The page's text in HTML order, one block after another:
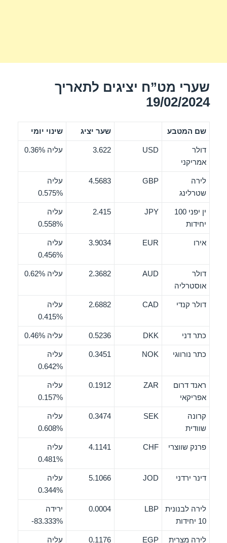
שערי מט”ח יציגים לתאריך
19/02/2024
שם המטבע שער יציג שינוי יומי
דולר
אמריקני
USD
3.622 עליה 0.36%
לירה
שטרלינג
GBP
4.5683
עליה
0.575%
ין יפני 100
יחידות
JPY
2.415
עליה
0.558%
אירו EUR
3.9034
עליה
0.456%
דולר
אוסטרליה
AUD
2.3682 עליה 0.62%
דולר קנדי CAD
2.6882
עליה
0.415%
כתר דני DKK
0.5236 עליה 0.46%
כתר נורווגי NOK
0.3451
עליה
0.642%
ראנד דרום
אפריקאי
ZAR
0.1912
עליה
0.157%
קרונה
שוודית
SEK
0.3474
עליה
0.608%
פרנק שווצרי CHF
4.1141
עליה
0.481%
דינר ירדני JOD
5.1066
עליה
0.344%
לירה לבנונית
10 יחידות
LBP
0.0004
ירידה
‎-83.333%
לירה מצרית EGP
0.1176
עליה